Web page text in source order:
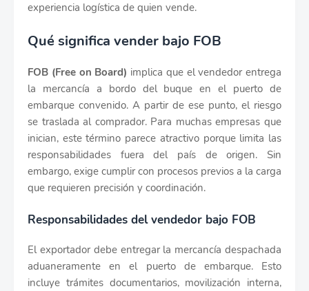
experiencia logística de quien vende.
Qué significa vender bajo FOB
FOB (Free on Board) implica que el vendedor entrega
la mercancía a bordo del buque en el puerto de
embarque convenido. A partir de ese punto, el riesgo
se traslada al comprador. Para muchas empresas que
inician, este término parece atractivo porque limita las
responsabilidades fuera del país de origen. Sin
embargo, exige cumplir con procesos previos a la carga
que requieren precisión y coordinación.
Responsabilidades del vendedor bajo FOB
El exportador debe entregar la mercancía despachada
aduaneramente en el puerto de embarque. Esto
incluye trámites documentarios, movilización interna,